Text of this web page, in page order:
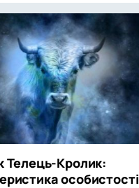
Телець-Кролик:
особистості